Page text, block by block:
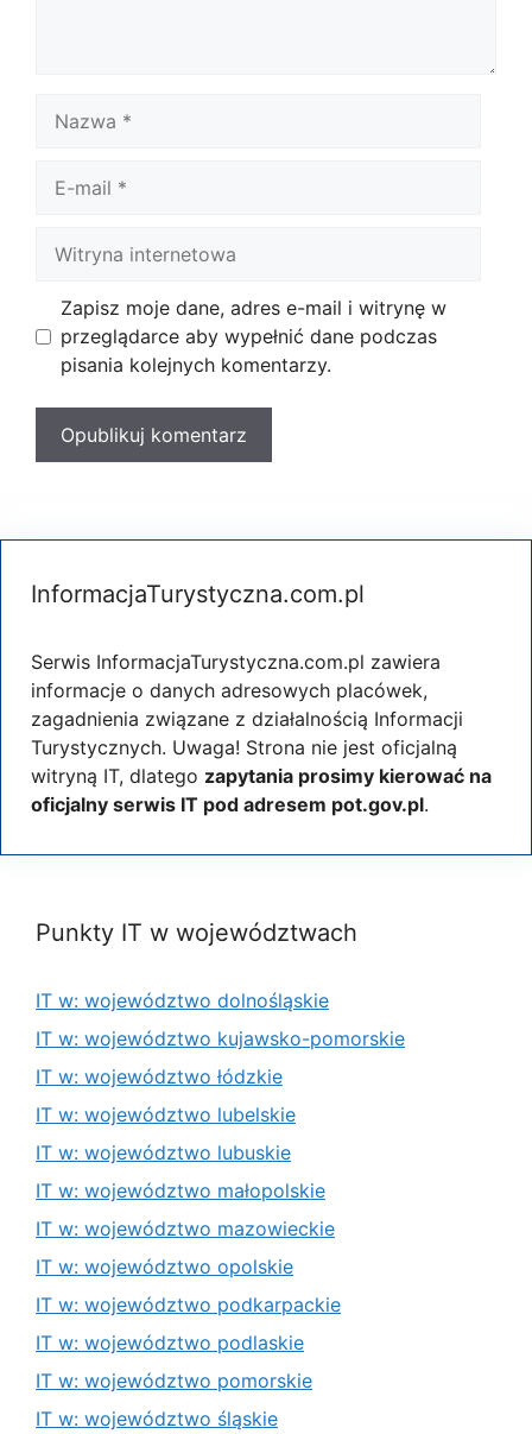
mail
internetowa
Zapisz moje dane, adres e-mail i witrynę w
przeglądarce aby wypełnić dane podczas
pisania kolejnych komentarzy.
InformacjaTurystyczna.com.pl
Serwis InformacjaTurystyczna.com.pl zawiera
informacje o danych adresowych placówek,
zagadnienia związane z działalnością Informacji
Turystycznych. Uwaga! Strona nie jest oficjalną
witryną IT, dlatego zapytania prosimy kierować na
oficjalny serwis IT pod adresem pot.gov.pl.
Punkty IT w województwach
IT w: województwo dolnośląskie
IT w: województwo kujawsko-pomorskie
IT w: województwo łódzkie
IT w: województwo lubelskie
IT w: województwo lubuskie
IT w: województwo małopolskie
IT w: województwo mazowieckie
IT w: województwo opolskie
IT w: województwo podkarpackie
IT w: województwo podlaskie
IT w: województwo pomorskie
IT w: województwo śląskie